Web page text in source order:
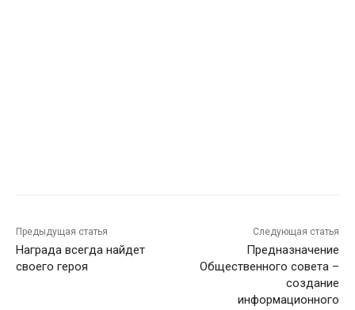
Предыдущая статья
Награда всегда найдет
своего героя
Следующая статья
Предназначение
Общественного совета –
создание
информационного